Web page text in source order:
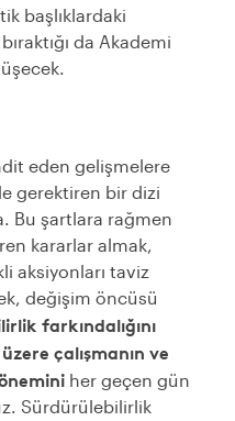
başlıklardaki
da Akademi
eden gelişmelere
gerektiren bir dizi
Bu şartlara rağmen
kararlar almak,
aksiyonları taviz
değişim öncüsü
farkındalığını
çalışmanın ve
her geçen gün
Sürdürülebilirlik